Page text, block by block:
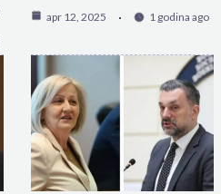
apr 12, 2025 1 godina ago